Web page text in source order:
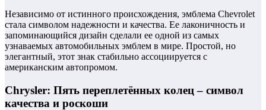
Независимо от истинного происхождения, эмблема Chevrolet
стала символом надежности и качества. Ее лаконичность и
запоминающийся дизайн сделали ее одной из самых
узнаваемых автомобильных эмблем в мире. Простой, но
элегантный, этот знак стабильно ассоциируется с
американским автопромом.
Chrysler: Пять переплетённых колец – символ
качества и роскоши